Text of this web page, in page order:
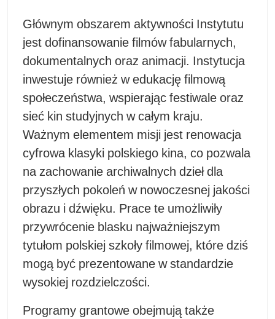
Głównym obszarem aktywności Instytutu
jest dofinansowanie filmów fabularnych,
dokumentalnych oraz animacji. Instytucja
inwestuje również w edukację filmową
społeczeństwa, wspierając festiwale oraz
sieć kin studyjnych w całym kraju.
Ważnym elementem misji jest renowacja
cyfrowa klasyki polskiego kina, co pozwala
na zachowanie archiwalnych dzieł dla
przyszłych pokoleń w nowoczesnej jakości
obrazu i dźwięku. Prace te umożliwiły
przywrócenie blasku najważniejszym
tytułom polskiej szkoły filmowej, które dziś
mogą być prezentowane w standardzie
wysokiej rozdzielczości.
Programy grantowe obejmują także